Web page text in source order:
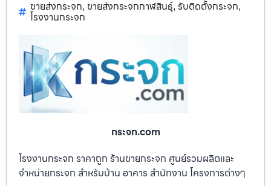
ขายส่งกระจก, ขายส่งกระจกกาฬสินธุ์, รับติดตั้งกระจก,
โรงงานกระจก
กระจก.com
โรงงานกระจก ราคาถูก ร้านขายกระจก ศูนย์รวมผลิตและ
จำหน่ายกระจก สำหรับบ้าน อาคาร สำนักงาน โครงการต่างๆ